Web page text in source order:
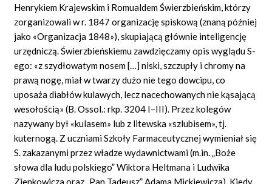
Henrykiem Krajewskim i Romualdem Świerzbieńskim, którzy
zorganizowali w r. 1847 organizację spiskową (znaną później
jako «Organizacja 1848»), skupiającą głównie inteligencję
urzędniczą. Świerzbieńskiemu zawdzięczamy opis wyglądu S-
ego: «z szydłowatym nosem […] niski, szczupły i chromy na
prawą nogę, miał w twarzy dużo nie tego dowcipu, co
uposaża diabłów kulawych, lecz nacechowanych nie kąsającą
wesołością» (B. Ossol.: rkp. 3204 I–III). Przez kolegów
nazywany był «kulasem» lub z litewska «szlubisem», tj.
kuternogą. Z uczniami Szkoły Farmaceutycznej wymieniał się
S. zakazanymi przez władze wydawnictwami (m.in. „Boże
słowa dla ludu polskiego” Wiktora Heltmana i Ludwika
Zienkowicza oraz „Pan Tadeusz” Adama Mickiewicza). Kiedy